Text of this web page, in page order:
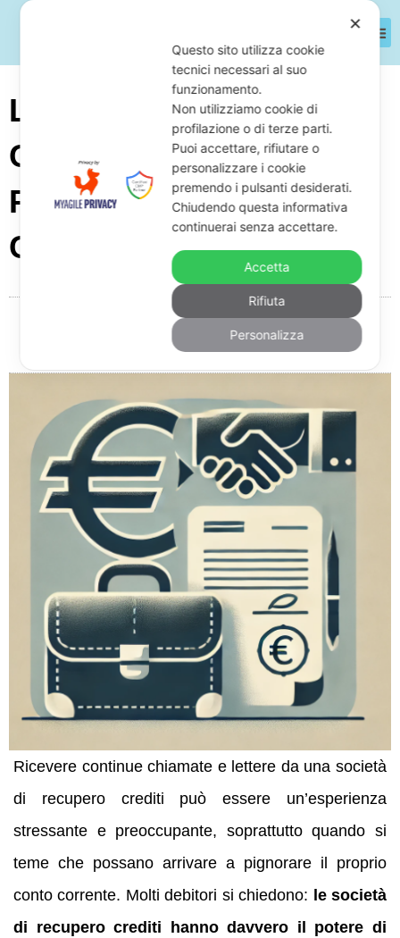
Le Società Di Recupero
Crediti Possono
Pignorare Il Conto
Corrente?
Giuseppe Monardo
12:42
Nessun commento
Ricevere continue chiamate e lettere da una società
di recupero crediti può essere un’esperienza
stressante e preoccupante, soprattutto quando si
teme che possano arrivare a pignorare il proprio
conto corrente. Molti debitori si chiedono: le società
di recupero crediti hanno davvero il potere di
✕
Questo sito utilizza cookie
tecnici necessari al suo
funzionamento.
Non utilizziamo cookie di
profilazione o di terze parti.
Puoi accettare, rifiutare o
personalizzare i cookie
premendo i pulsanti desiderati.
Chiudendo questa informativa
continuerai senza accettare.
Accetta
Rifiuta
Personalizza